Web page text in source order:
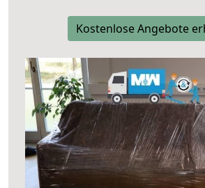
Kostenlose Angebote